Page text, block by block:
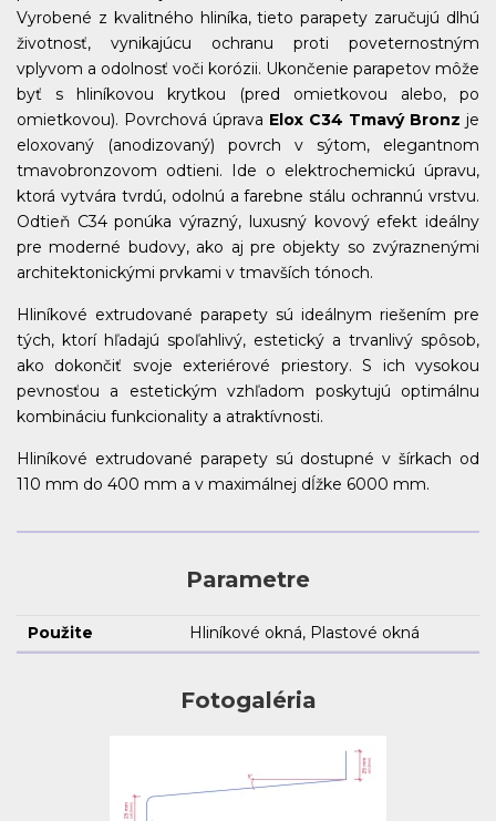
Vyrobené z kvalitného hliníka, tieto parapety zaručujú dlhú
životnosť, vynikajúcu ochranu proti poveternostným
vplyvom a odolnosť voči korózii. Ukončenie parapetov môže
byť s hliníkovou krytkou (pred omietkovou alebo, po
omietkovou). Povrchová úprava Elox C34 Tmavý Bronz je
eloxovaný (anodizovaný) povrch v sýtom, elegantnom
tmavobronzovom odtieni. Ide o elektrochemickú úpravu,
ktorá vytvára tvrdú, odolnú a farebne stálu ochrannú vrstvu.
Odtieň C34 ponúka výrazný, luxusný kovový efekt ideálny
pre moderné budovy, ako aj pre objekty so zvýraznenými
architektonickými prvkami v tmavších tónoch.
Hliníkové extrudované parapety sú ideálnym riešením pre
tých, ktorí hľadajú spoľahlivý, estetický a trvanlivý spôsob,
ako dokončiť svoje exteriérové priestory. S ich vysokou
pevnosťou a estetickým vzhľadom poskytujú optimálnu
kombináciu funkcionality a atraktívnosti.
Hliníkové extrudované parapety sú dostupné v šírkach od
110 mm do 400 mm a v maximálnej dĺžke 6000 mm.
Parametre
Použite Hliníkové okná, Plastové okná
Fotogaléria